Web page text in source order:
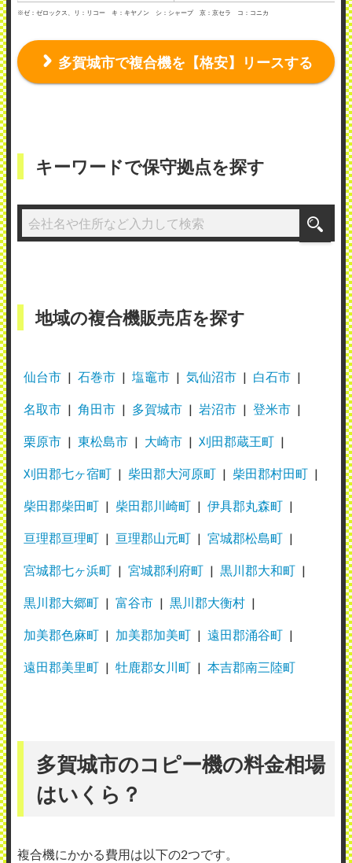
※ゼ：ゼロックス、リ：リコー キ：キヤノン シ：シャープ 京：京セラ コ：コニカ
多賀城市で複合機を【格安】リースする
キーワードで保守拠点を探す
地域の複合機販売店を探す
仙台市 石巻市 塩竈市 気仙沼市 白石市
名取市 角田市 多賀城市 岩沼市 登米市
栗原市 東松島市 大崎市 刈田郡蔵王町
刈田郡七ヶ宿町 柴田郡大河原町 柴田郡村田町
柴田郡柴田町 柴田郡川崎町 伊具郡丸森町
亘理郡亘理町 亘理郡山元町 宮城郡松島町
宮城郡七ヶ浜町 宮城郡利府町 黒川郡大和町
黒川郡大郷町 富谷市 黒川郡大衡村
加美郡色麻町 加美郡加美町 遠田郡涌谷町
遠田郡美里町 牡鹿郡女川町 本吉郡南三陸町
多賀城市のコピー機の料金相場
はいくら？
複合機にかかる費用は以下の2つです。